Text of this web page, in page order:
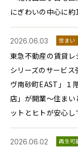
にぎわいの中心に
2026.06.03 住まい
東急不動産の賃貸レ
シリーズのサービ
ヴ南砂町EAST」１
店」が開業～住ま
ットとヒトが安心
2026.06.02 再生可